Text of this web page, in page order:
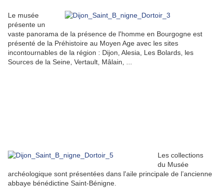
Le musée
présente un
vaste panorama de la présence de l'homme en Bourgogne est
présenté de la Préhistoire au Moyen Age avec les sites
incontournables de la région : Dijon, Alesia, Les Bolards, les
Sources de la Seine, Vertault, Mâlain, ...
Les collections
du Musée
archéologique sont présentées dans l'aile principale de l’ancienne
abbaye bénédictine Saint-Bénigne.